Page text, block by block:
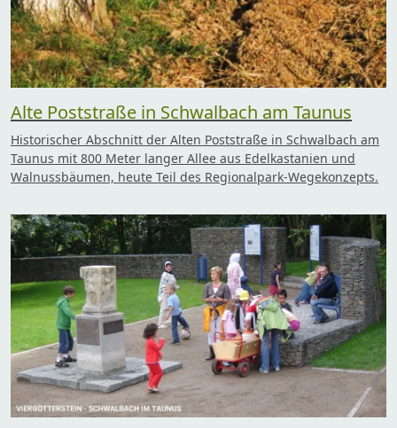
Alte Poststraße in Schwalbach am Taunus
Historischer Abschnitt der Alten Poststraße in Schwalbach am
Taunus mit 800 Meter langer Allee aus Edelkastanien und
Walnussbäumen, heute Teil des Regionalpark-Wegekonzepts.